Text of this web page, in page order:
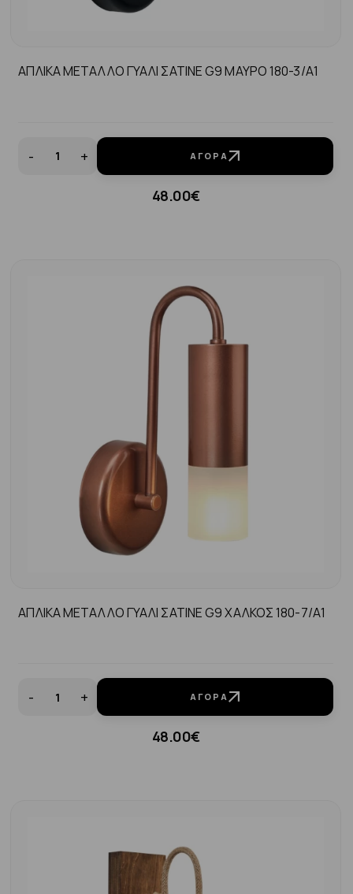
ΑΠΛΙΚΑ ΜΕΤΑΛΛΟ ΓΥΑΛΙ ΣΑΤΙΝΕ G9 ΜΑΥΡΟ 180-3/Α1
- + ΑΓΟΡΆ
48.00€
ΑΠΛΙΚΑ ΜΕΤΑΛΛΟ ΓΥΑΛΙ ΣΑΤΙΝΕ G9 ΧΑΛΚΟΣ 180-7/Α1
- + ΑΓΟΡΆ
48.00€